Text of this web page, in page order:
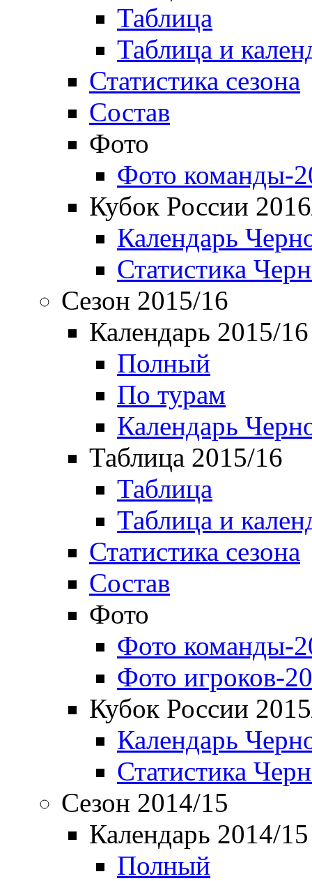
Таблица
Таблица и
Статистика сезона
Состав
Фото
Фото команды-
Кубок России
Календарь
Статистика
Сезон 2015/16
Календарь 2015/16
Полный
По турам
Календарь
Таблица 2015/16
Таблица
Таблица и
Статистика сезона
Состав
Фото
Фото команды-
Фото игроков-
Кубок России
Календарь
Статистика
Сезон 2014/15
Календарь 2014/15
Полный